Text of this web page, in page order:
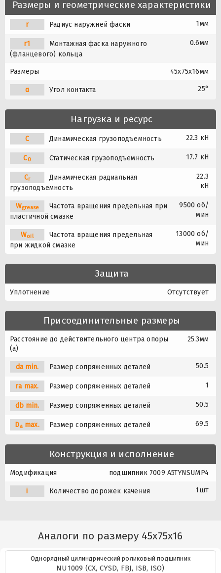
Размеры и геометрические характеристики
r Радиус наружней фаски 1мм
r1
Монтажная фаска наружного
(фланцевого) кольца
0.6мм
Размеры 45x75x16мм
α Угол контакта 25°
Нагрузка и ресурс
C Динамическая грузоподъемность 22.3 кН
C0 Статическая грузоподъемность 17.7 кН
Cr
Динамическая радиальная
грузоподъемность
22.3
кН
Wgrease
Частота вращения предельная при
пластичной смазке
9500 об/
мин
Woil
Частота вращения предельная
при жидкой смазке
13000 об/
мин
Защита
Уплотнение Отсутствует
Присоединительные размеры
Расстояние до действительного центра опоры
(a)
25.3мм
da min. Размер сопряженных деталей 50.5
ra max. Размер сопряженных деталей 1
db min. Размер сопряженных деталей 50.5
Damax. Размер сопряженных деталей 69.5
Конструкция и исполнение
Модификация подшипник 7009 A5TYNSUMP4
i Количество дорожек качения 1шт
Аналоги по размеру 45x75x16
Однорядный цилиндрический роликовый подшипник
NU1009 (CX, CYSD, FBJ, ISB, ISO)